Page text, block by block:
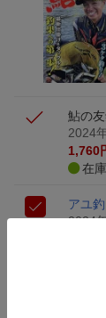
ラン）が当
楽天モバ
進呈
鮎の
2024
1,760
在
アユ
2024
在
鮎釣
2024